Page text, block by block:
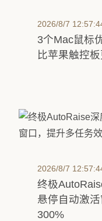
2026/8/7
3个Mac鼠标
比苹果触控
2026/8/7
终极
悬停自动激
300%